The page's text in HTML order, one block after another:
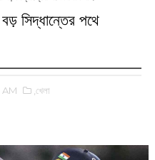
সিদ্ধান্তের পথে
AM ,খেলা